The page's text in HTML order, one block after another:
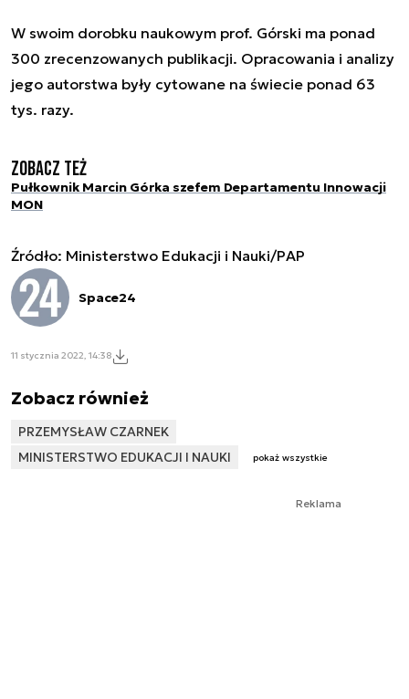
W swoim dorobku naukowym prof. Górski ma ponad
300 zrecenzowanych publikacji. Opracowania i analizy
jego autorstwa były cytowane na świecie ponad 63
tys. razy.
Zobacz też
Pułkownik Marcin Górka szefem Departamentu Innowacji
MON
Źródło: Ministerstwo Edukacji i Nauki/PAP
Space24
11 stycznia 2022, 14:38
Zobacz również
PRZEMYSŁAW CZARNEK
MINISTERSTWO EDUKACJI I NAUKI
pokaż wszystkie
Reklama